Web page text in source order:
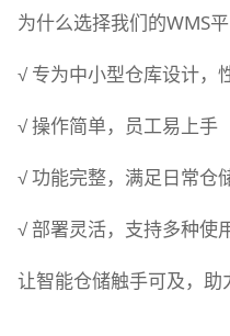
为什么选择我们的WMS平
√ 专为中小型仓库设计，
√ 操作简单，员工易上手
√ 功能完整，满足日常仓
√ 部署灵活，支持多种使
让智能仓储触手可及，助